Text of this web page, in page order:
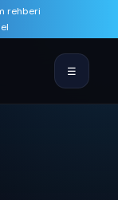
rehberi
☰